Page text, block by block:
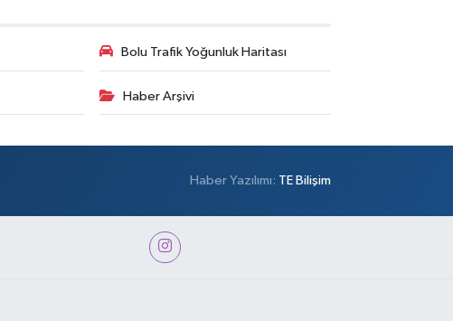
Bolu Trafik Yoğunluk Haritası
Haber Arşivi
Haber Yazılımı: TE Bilişim